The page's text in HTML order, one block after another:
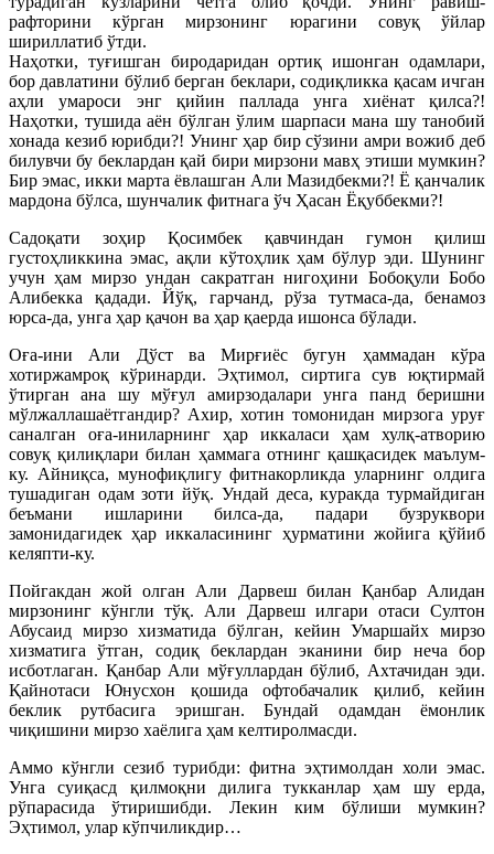
рафторини кўрган мирзонинг юрагини совуқ ўйлар
шириллатиб ўтди.
Наҳотки, туғишган биродаридан ортиқ ишонган одамлари,
бор давлатини бўлиб берган беклари, содиқликка қасам ичган
аҳли умароси энг қийин паллада унга хиёнат қилса?!
Наҳотки, тушида аён бўлган ўлим шарпаси мана шу танобий
хонада кезиб юрибди?! Унинг ҳар бир сўзини амри вожиб деб
билувчи бу беклардан қай бири мирзони мавҳ этиши мумкин?
Бир эмас, икки марта ёвлашган Али Мазидбекми?! Ё қанчалик
мардона бўлса, шунчалик фитнага ўч Ҳасан Ёқуббекми?!
Садоқати зоҳир Қосимбек қавчиндан гумон қилиш
густоҳликкина эмас, ақли кўтоҳлик ҳам бўлур эди. Шунинг
учун ҳам мирзо ундан сакратган нигоҳини Бобоқули Бобо
Алибекка қадади. Йўқ, гарчанд, рўза тутмаса-да, бенамоз
юрса-да, унга ҳар қачон ва ҳар қаерда ишонса бўлади.
Оға-ини Али Дўст ва Мирғиёс бугун ҳаммадан кўра
хотиржамроқ кўринарди. Эҳтимол, сиртига сув юқтирмай
ўтирган ана шу мўғул амирзодалари унга панд беришни
мўлжаллашаётгандир? Ахир, хотин томонидан мирзога уруғ
саналган оға-иниларнинг ҳар иккаласи ҳам хулқ-атворию
совуқ қилиқлари билан ҳаммага отнинг қашқасидек маълум-
ку. Айниқса, мунофиқлигу фитнакорликда уларнинг олдига
тушадиган одам зоти йўқ. Ундай деса, куракда турмайдиган
беъмани ишларини билса-да, падари бузруквори
замонидагидек ҳар иккаласининг ҳурматини жойига қўйиб
келяпти-ку.
Пойгакдан жой олган Али Дарвеш билан Қанбар Алидан
мирзонинг кўнгли тўқ. Али Дарвеш илгари отаси Султон
Абусаид мирзо хизматида бўлган, кейин Умаршайх мирзо
хизматига ўтган, содиқ беклардан эканини бир неча бор
исботлаган. Қанбар Али мўғуллардан бўлиб, Ахтачидан эди.
Қайнотаси Юнусхон қошида офтобачалик қилиб, кейин
беклик рутбасига эришган. Бундай одамдан ёмонлик
чиқишини мирзо хаёлига ҳам келтиролмасди.
Аммо кўнгли сезиб турибди: фитна эҳтимолдан холи эмас.
Унга суиқасд қилмоқни дилига тукканлар ҳам шу ерда,
рўпарасида ўтиришибди. Лекин ким бўлиши мумкин?
Эҳтимол, улар кўпчиликдир…